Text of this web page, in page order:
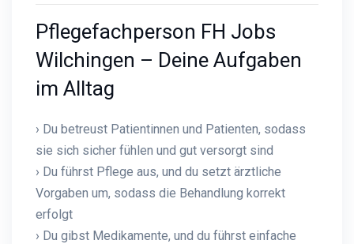
Pflegefachperson FH Jobs
Wilchingen – Deine Aufgaben
im Alltag
› Du betreust Patientinnen und Patienten, sodass
sie sich sicher fühlen und gut versorgt sind
› Du führst Pflege aus, und du setzt ärztliche
Vorgaben um, sodass die Behandlung korrekt
erfolgt
› Du gibst Medikamente, und du führst einfache